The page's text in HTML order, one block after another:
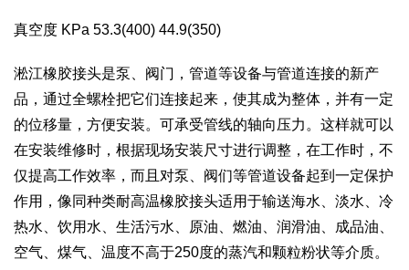
真空度 KPa 53.3(400) 44.9(350)
淞江橡胶接头是泵、阀门，管道等设备与管道连接的新产
品，通过全螺栓把它们连接起来，使其成为整体，并有一定
的位移量，方便安装。可承受管线的轴向压力。这样就可以
在安装维修时，根据现场安装尺寸进行调整，在工作时，不
仅提高工作效率，而且对泵、阀们等管道设备起到一定保护
作用，像同种类耐高温橡胶接头适用于输送海水、淡水、冷
热水、饮用水、生活污水、原油、燃油、润滑油、成品油、
空气、煤气、温度不高于250度的蒸汽和颗粒粉状等介质。